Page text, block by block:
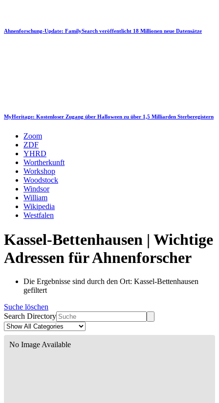
Ahnenforschung-Update: FamilySearch veröffentlicht 18 Millionen neue Datensätze
MyHeritage: Kostenloser Zugang über Halloween zu über 1,5 Milliarden Sterberegistern
Zoom
ZDF
YHRD
Wortherkunft
Workshop
Woodstock
Windsor
William
Wikipedia
Westfalen
Kassel-Bettenhausen | Wichtige
Adressen für Ahnenforscher
Die Ergebnisse sind durch den Ort: Kassel-Bettenhausen
gefiltert
Suche löschen
Search Directory
No Image Available